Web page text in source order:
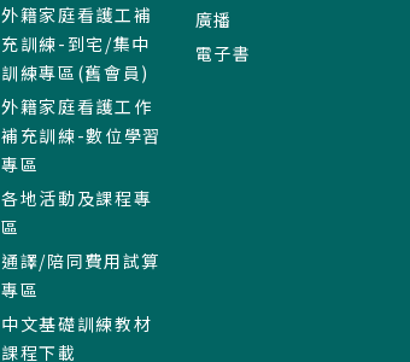
外籍家庭看護工補
充訓練-到宅/集中
訓練專區(舊會員)
外籍家庭看護工作
補充訓練-數位學習
專區
各地活動及課程專
區
通譯/陪同費用試算
專區
中文基礎訓練教材
課程下載
廣播
電子書